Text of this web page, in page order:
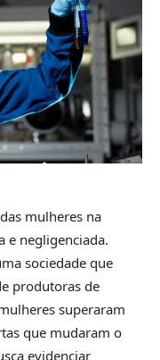
mulheres na
e negligenciada.
sociedade que
produtoras de
superaram
que mudaram o
evidenciar